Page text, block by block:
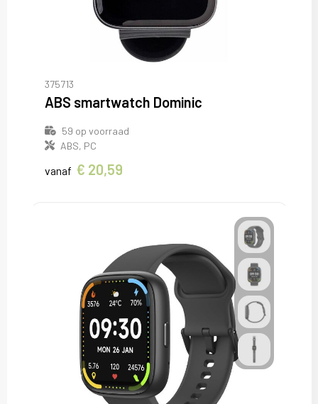
375713
ABS smartwatch Dominic
59 op voorraad
ABS, PC
vanaf € 20,59